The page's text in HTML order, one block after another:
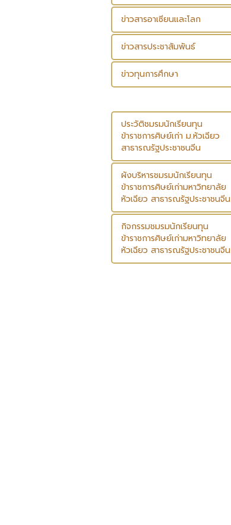
ข่าวสารอาเซียนและโลก
ข่าวสารประชาสัมพันธ์
ข่าวทุนการศึกษา
ประวัติชมรมนักเรียนทุน
ข้าราชการศิษย์เก่า ม.หัวเฉียว
สาธารณรัฐประชาชนจีน
ผังบริหารชมรมนักเรียนทุน
ข้าราชการศิษย์เก่ามหาวิทยาลัย
หัวเฉียว สาธารณรัฐประชาชนจีน
กิจกรรมชมรมนักเรียนทุน
ข้าราชการศิษย์เก่ามหาวิทยาลัย
หัวเฉียว สาธารณรัฐประชาชนจีน